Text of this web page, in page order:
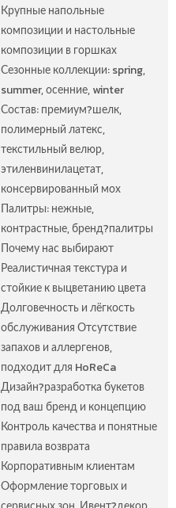
Крупные напольные
композиции и настольные
композиции в горшках
Сезонные коллекции: spring,
summer, осенние, winter
Состав: премиум?шелк,
полимерный латекс,
текстильный велюр,
этиленвинилацетат,
консервированный мох
Палитры: нежные,
контрастные, бренд?палитры
Почему нас выбирают
Реалистичная текстура и
стойкие к выцветанию цвета
Долговечность и лёгкость
обслуживания Отсутствие
запахов и аллергенов,
подходит для HoReCa
Дизайн?разработка букетов
под ваш бренд и концепцию
Контроль качества и понятные
правила возврата
Корпоративным клиентам
Оформление торговых и